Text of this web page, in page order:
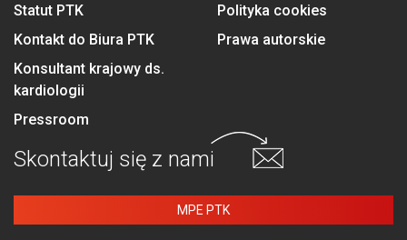
Statut PTK
Kontakt do Biura PTK
Konsultant krajowy ds.
kardiologii
Pressroom
Polityka cookies
Prawa autorskie
Skontaktuj się z nami
MPE PTK